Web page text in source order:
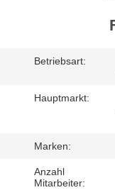
MIT
UNS
Betriebsart:
Hauptmarkt:
Marken:
Anzahl
Mitarbeiter: